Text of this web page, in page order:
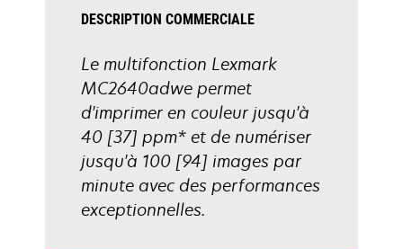
DESCRIPTION COMMERCIALE
Le multifonction Lexmark
MC2640adwe permet
d'imprimer en couleur jusqu'à
40 [37] ppm* et de numériser
jusqu'à 100 [94] images par
minute avec des performances
exceptionnelles.